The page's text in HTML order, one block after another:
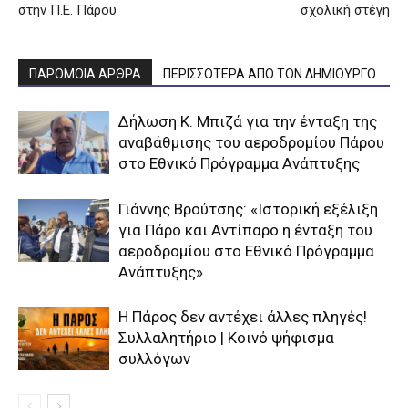
στην Π.Ε. Πάρου
σχολική στέγη
ΠΑΡΟΜΟΙΑ ΑΡΘΡΑ ΠΕΡΙΣΣΟΤΕΡΑ ΑΠΟ ΤΟΝ ΔΗΜΙΟΥΡΓΟ
Δήλωση Κ. Μπιζά για την ένταξη της
αναβάθμισης του αεροδρομίου Πάρου
στο Εθνικό Πρόγραμμα Ανάπτυξης
Γιάννης Βρούτσης: «Ιστορική εξέλιξη
για Πάρο και Αντίπαρο η ένταξη του
αεροδρομίου στο Εθνικό Πρόγραμμα
Ανάπτυξης»
Η Πάρος δεν αντέχει άλλες πληγές!
Συλλαλητήριο | Κοινό ψήφισμα
συλλόγων